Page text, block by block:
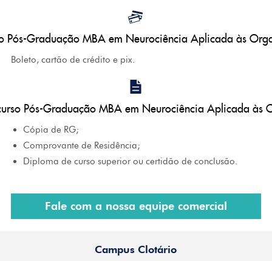
Pós-Graduação MBA em Neurociência Aplicada às
Boleto, cartão de crédito e pix.
Pós-Graduação MBA em Neurociência Aplicada às
Cópia de RG;
Comprovante de Residência;
Diploma de curso superior ou certidão de conclusão.
Fale com a nossa equipe comercial
Campus Clotário